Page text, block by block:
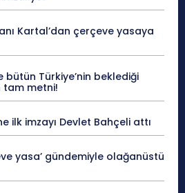
Kartal’dan çerçeve yasaya
Türkiye’nin beklediği
tam metni!
ilk imzayı Devlet Bahçeli attı
yasa’ gündemiyle olağanüstü